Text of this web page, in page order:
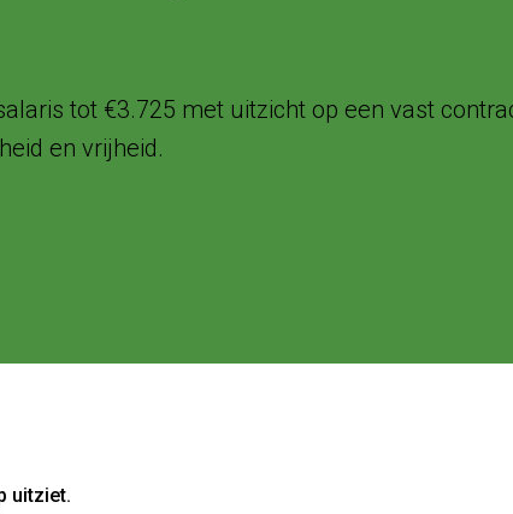
tot €3.725 met uitzicht op een vast
en vrijheid.
uitziet.